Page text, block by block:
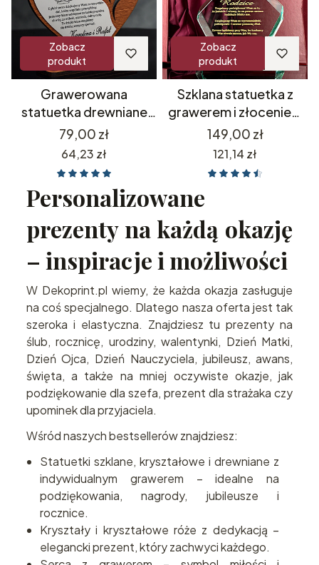
Zobacz
produkt
Grawerowana
statuetka drewniane
serce z zegarkiem
prezent dla rodziców
Prezent na Walentynki
Cena
79,00 zł
Cena
64,23 zł
Zobacz
produkt
Szklana statuetka z
grawerem i złoceniem
podziękowania dla
rodziców prezent na 18
20 25 30 35 40 45 50
55 60 65 70 75 80 85 90
95 100 urodziny
jubileusz rocznica
rodziców dziadków
Cena
149,00 zł
Cena
121,14 zł
Personalizowane
prezenty na każdą okazję
– inspiracje i możliwości
W Dekoprint.pl wiemy, że każda okazja zasługuje
na coś specjalnego. Dlatego nasza oferta jest tak
szeroka i elastyczna. Znajdziesz tu prezenty na
ślub, rocznicę, urodziny, walentynki, Dzień Matki,
Dzień Ojca, Dzień Nauczyciela, jubileusz, awans,
święta, a także na mniej oczywiste okazje, jak
podziękowanie dla szefa, prezent dla strażaka czy
upominek dla przyjaciela.
Wśród naszych bestsellerów znajdziesz:
Statuetki szklane, kryształowe i drewniane z
indywidualnym grawerem – idealne na
podziękowania, nagrody, jubileusze i
rocznice.
Kryształy i kryształowe róże z dedykacją –
elegancki prezent, który zachwyci każdego.